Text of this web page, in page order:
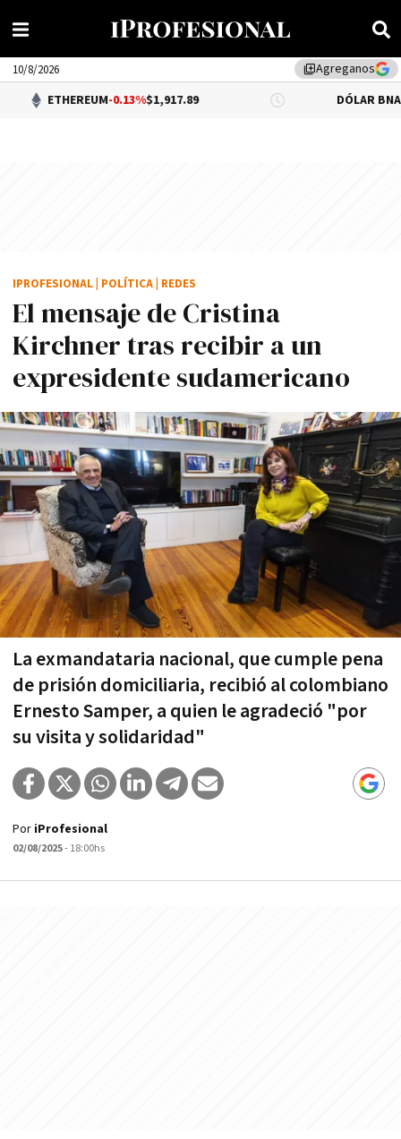
library_addAgreganos
10/8/2026
-0.13%$1,917.89 DÓLAR BNA $1,520.00
El mensaje de Cristina
Kirchner tras recibir a un
expresidente sudamericano
La exmandataria nacional, que cumple pena
de prisión domiciliaria, recibió al colombiano
Ernesto Samper, a quien le agradeció "por
su visita y solidaridad"
IPROFESIONAL POLÍTICA REDES
Por iProfesional
02/08/2025- 18:00hs